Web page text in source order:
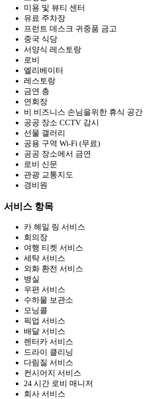
미용 및 뷰티 센터
유료 주차장
프런트 데스크 귀중품 금고
중국 식당
서양식 레스토랑
로비
엘리베이터
레스토랑
금연 층
연회장
비 비즈니스 손님을위한 휴식 공간
공공 장소 CCTV 감시
선물 갤러리
공용 구역 Wi-Fi (무료)
공공 장소에서 금연
로비 신문
관광 교통지도
경비원
서비스 항목
카 헤일 링 서비스
회의장
여행 티켓 서비스
세탁 서비스
외화 환전 서비스
병실
우편 서비스
수하물 보관소
모닝콜
픽업 서비스
배달 서비스
렌터카 서비스
드라이 클리닝
다림질 서비스
컨시어지 서비스
24 시간 로비 매니저
회사 서비스